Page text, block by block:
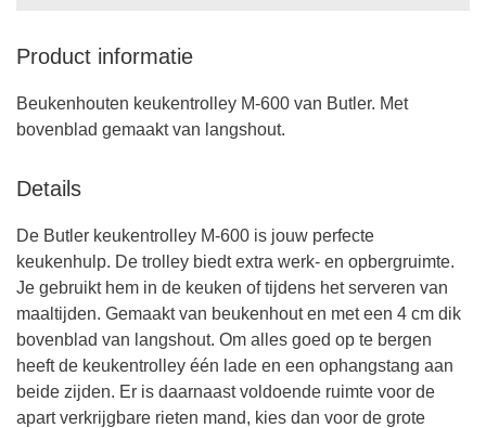
Product informatie
Beukenhouten keukentrolley M-600 van Butler. Met
bovenblad gemaakt van langshout.
Details
De Butler keukentrolley M-600 is jouw perfecte
keukenhulp. De trolley biedt extra werk- en opbergruimte.
Je gebruikt hem in de keuken of tijdens het serveren van
maaltijden. Gemaakt van beukenhout en met een 4 cm dik
bovenblad van langshout. Om alles goed op te bergen
heeft de keukentrolley één lade en een ophangstang aan
beide zijden. Er is daarnaast voldoende ruimte voor de
apart verkrijgbare rieten mand, kies dan voor de grote